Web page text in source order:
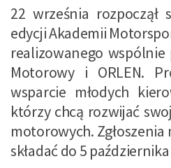
22 września
edycji Akademii
realizowanego wspólnie
Motorowy i ORLEN.
wsparcie młodych
którzy chcą rozwijać
motorowych. Zgłoszenia
składać do 5